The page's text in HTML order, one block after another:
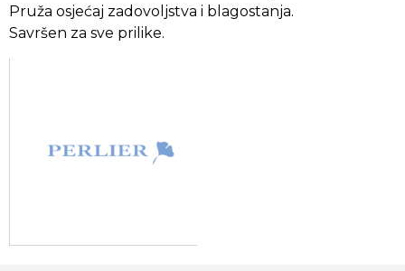
Pruža osjećaj zadovoljstva i blagostanja.
Savršen za sve prilike.